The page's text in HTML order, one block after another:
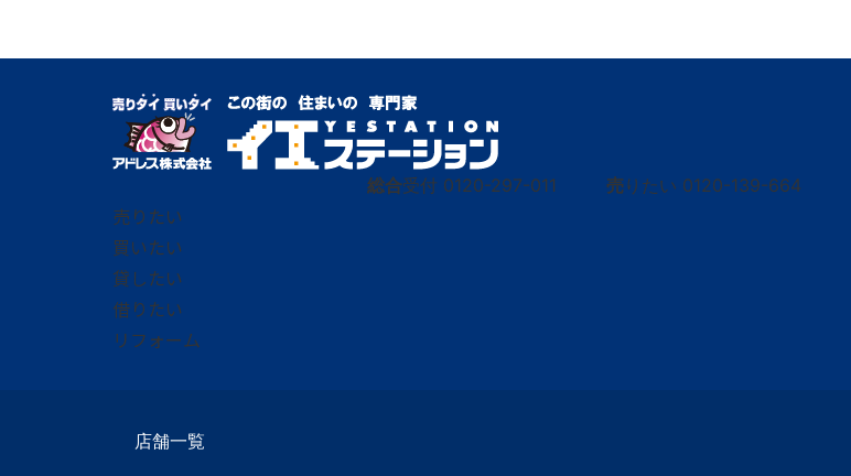
総合受付 0120-297-011 売りたい 0120-139-664
売りたい
買いたい
貸したい
借りたい
リフォーム
店舗一覧